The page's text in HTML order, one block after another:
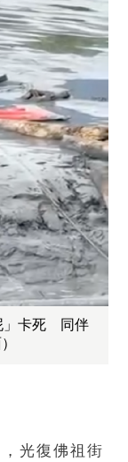
」卡死 同伴
光復佛祖街